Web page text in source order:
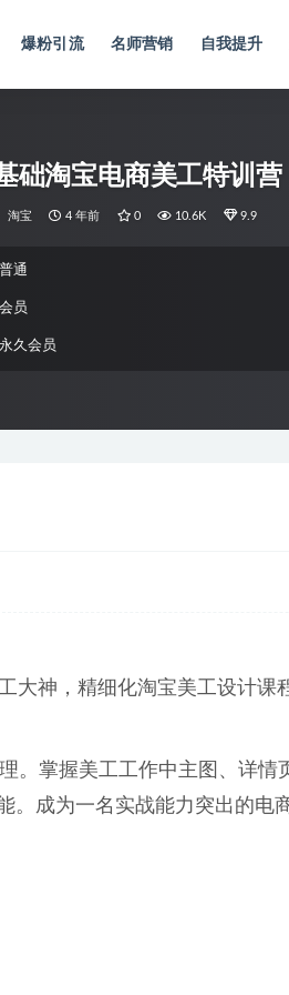
爆粉引流 名师营销 自我提升
础淘宝电商美工特训
淘宝 4 年前 0 10.6K 9.9
普通
会员
永久会员
大神，精细化淘宝美工设计课
。掌握美工工作中主图、详情
成为一名实战能力突出的电